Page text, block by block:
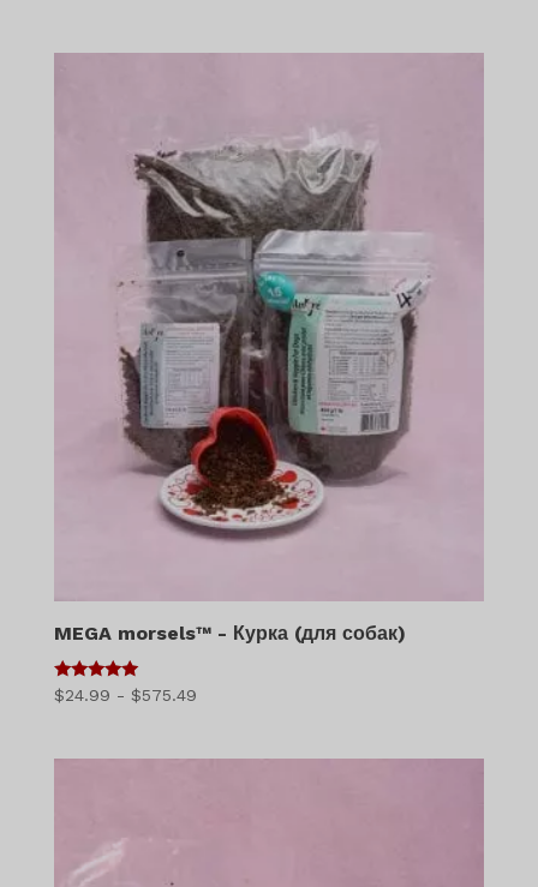
MEGA morsels™ - Курка (для собак)
5
з 5
$24.99 - $575.49Діапазон